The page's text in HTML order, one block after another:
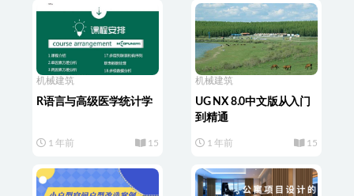
机械建筑
R语言与高级医学统计学
1 年前 15
机械建筑
UG NX 8.0中文版从入门
到精通
1 年前 15